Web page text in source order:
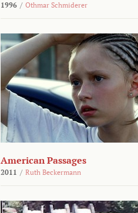
1996 / Othmar Schmiderer
American Passages
2011 / Ruth Beckermann